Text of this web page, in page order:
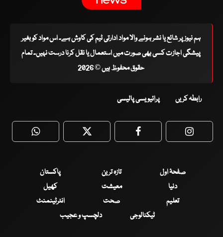
ہم نیوز پر شائع یا نشر ہونے والا مواد ادارتی ٹیم کی کاوش ہے۔ اس مواد کو بغیر
پیشگی اجازت کسی بھی صورت میں استعمال یا نقل کرنا درست نہیں۔ تمام
حقوق محفوظ ہیں © 2026
رابطہ کریں پرائیویسی پالیسی
WhatsApp Twitter Facebook
صفحۂ اول تازہ ترین
پاکستان
دنیا
معیشت
کھیل
تعلیم
صحت
انٹرٹینمنٹ
ٹیکنالوجی
دلچسپ و عجیب